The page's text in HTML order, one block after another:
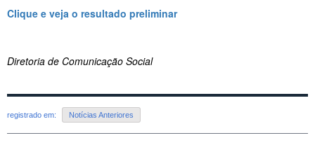
Clique e veja o resultado preliminar
Diretoria de Comunicação Social
registrado em: Notícias Anteriores